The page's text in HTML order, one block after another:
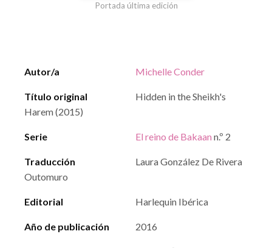
Autor/a Michelle Conder
Título original
Hidden in the Sheikh's
Harem (2015)
Serie El reino de Bakaan n.º 2
Traducción
Laura González De Rivera
Outomuro
Editorial Harlequin Ibérica
Año de publicación 2016
Portada última edición